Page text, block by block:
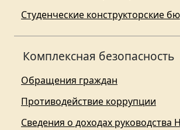
Студенческие конструкторские
Комплексная безопасность
Обращения граждан
Противодействие коррупции
Сведения о доходах руководства